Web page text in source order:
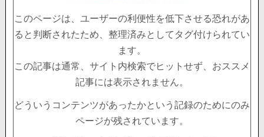
このページは、ユーザーの利便性を低下させる恐れがあ
ると判断されたため、整理済みとしてタグ付けられてい
ます。
この記事は通常、サイト内検索でヒットせず、おススメ
記事には表示されません。
どういうコンテンツがあったかという記録のためにのみ
ページが残されています。